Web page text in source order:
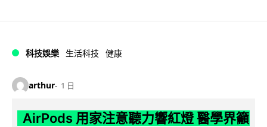
科技娛樂 生活科技 健康
arthur 1 日
AirPods 用家注意聽力響紅燈 醫學界籲